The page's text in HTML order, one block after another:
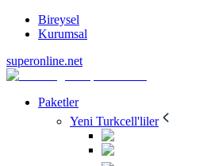
Bireysel
Kurumsal
superonline.net
Paketler
Yeni Turkcell'liler